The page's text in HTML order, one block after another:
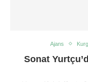
Ajans
Sonat